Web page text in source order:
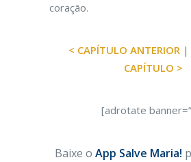
coração.
< CAPÍTULO ANTERIOR |
CAPÍTULO >
[adrotate
Baixe o App Salve Maria!